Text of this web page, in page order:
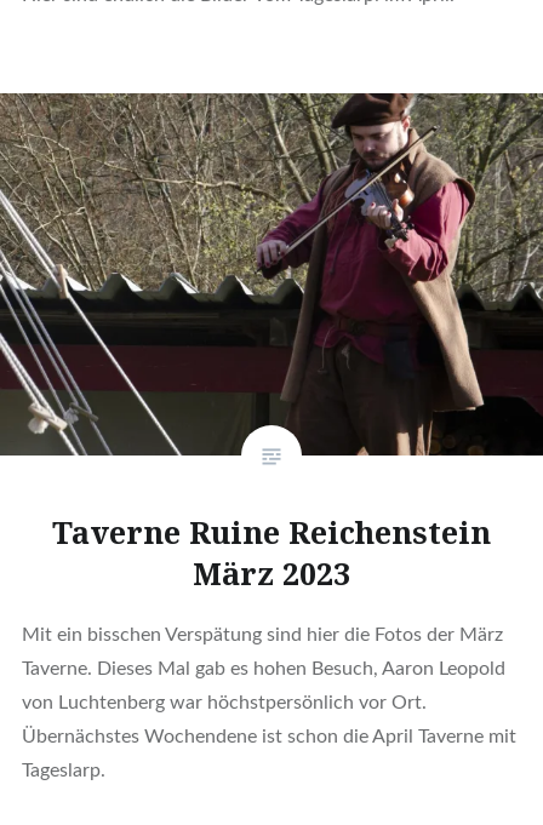
Taverne Ruine Reichenstein
März 2023
Mit ein bisschen Verspätung sind hier die Fotos der März
Taverne. Dieses Mal gab es hohen Besuch, Aaron Leopold
von Luchtenberg war höchstpersönlich vor Ort.
Übernächstes Wochendene ist schon die April Taverne mit
Tageslarp.